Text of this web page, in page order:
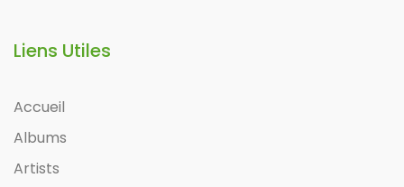
Liens Utiles
Accueil
Albums
Artists